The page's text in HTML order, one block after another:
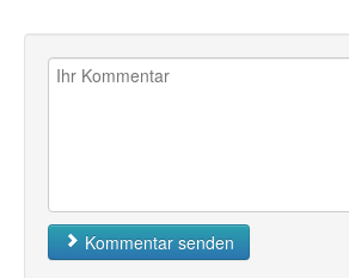
Kommentar senden